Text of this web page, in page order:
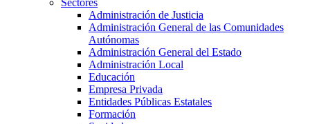
Sectores
Administración de Justicia
Administración General de las Comunidades
Autónomas
Administración General del Estado
Administración Local
Educación
Empresa Privada
Entidades Públicas Estatales
Formación